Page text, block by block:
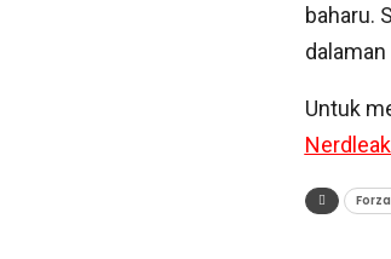
baharu.
Untuk